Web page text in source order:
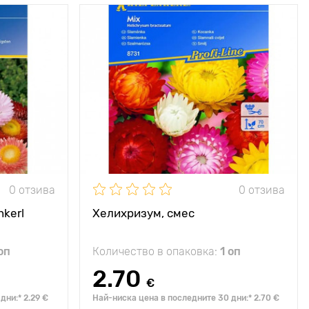
0 отзива
2.29 €
съцветия
60 - 80 см
30 х 30 см
слънце
0 отзива
Хелихризум, смес
Количество в опаковка: 1 оп
2.70 €
Най-ниска цена в последните 30 дни:* 2.70 €
Специални
характеристики
любимото на всички
безсмъртниче!
Височина на
растението
60 - 80 см
Разстояние между
растенията
30 х 30 см
Местоположение слънце